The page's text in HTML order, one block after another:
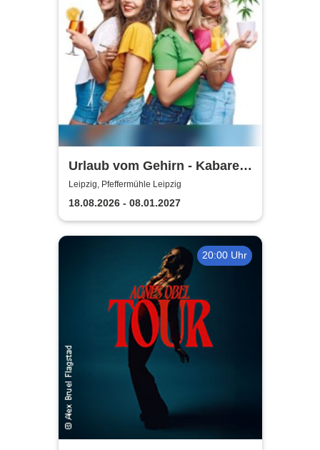
Urlaub vom Gehirn - Kabarett
Leipziger Pfeffermühle
Leipzig, Pfeffermühle Leipzig
18.08.2026 - 08.01.2027
20:00 Uhr